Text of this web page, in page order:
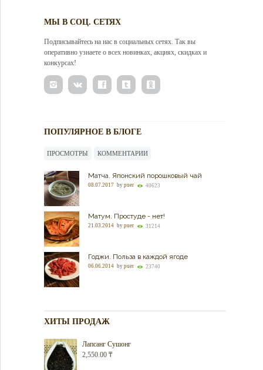
МЫ В СОЦ. СЕТЯХ
Подписывайтесь на нас в социальных сетях. Так вы
оперативно узнаете о всех новинках, акциях, скидках и
конкурсах!
ПОПУЛЯРНОЕ В БЛОГЕ
ПРОСМОТРЫ КОММЕНТАРИИ
Матча. Японский порошковый чай
08.07.2017 by puer 40623
Матум. Простуде - нет!
21.03.2014 by puer 31214
Годжи. Польза в каждой ягоде
06.06.2014 by puer 23740
ХИТЫ ПРОДАЖ
Лапсанг Сушонг
2,550.00 ₸